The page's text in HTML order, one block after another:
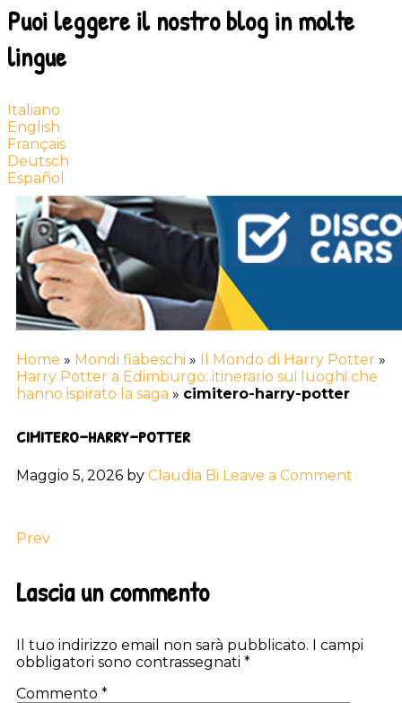
Puoi leggere il nostro blog in molte
lingue
Italiano
English
Français
Deutsch
Español
Home » Mondi fiabeschi » Il Mondo di Harry Potter »
Harry Potter a Edimburgo: itinerario sui luoghi che
hanno ispirato la saga » cimitero-harry-potter
cimitero-harry-potter
Maggio 5, 2026 by Claudia Bi Leave a Comment
Prev
Interactions
Lascia un commento
Il tuo indirizzo email non sarà pubblicato. I campi
obbligatori sono contrassegnati *
Commento *